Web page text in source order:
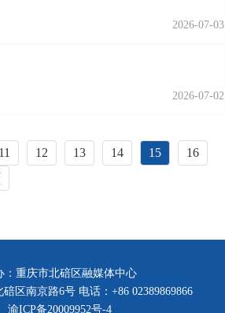
2026-07-03
2026-07-02
11 12 13 14 15
16
：重庆市北碚区融媒体中心
区南京路6号 电话：+86 02389869866
渝ICP备20009952号-4